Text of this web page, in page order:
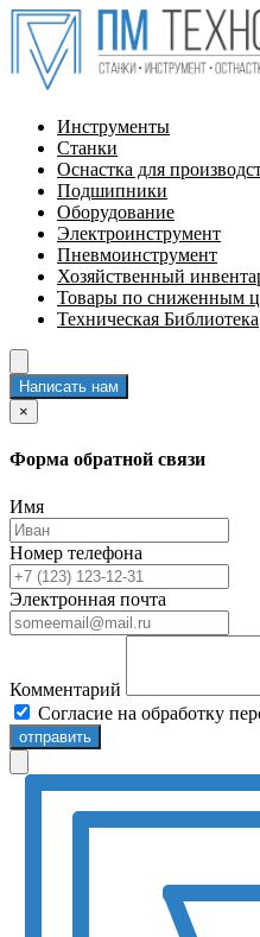
Инструменты
Станки
Оснастка для
Подшипники
Оборудование
Электроинструмент
Пневмоинструмент
Хозяйственный
Товары по сниженным
Техническая Библиотека
Написать нам
×
Форма обратной связи
Имя
Номер телефона
Электронная почта
Комментарий
Согласие на обработку
отправить